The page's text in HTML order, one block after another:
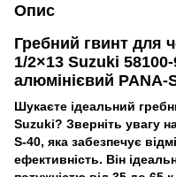
Опис
Гребний гвинт для
1/2×13 Suzuki
алюмінієвий PANA-
Шукаєте ідеальний
Suzuki? Зверніть увагу
S-40, яка забезпечує
ефективність. Він